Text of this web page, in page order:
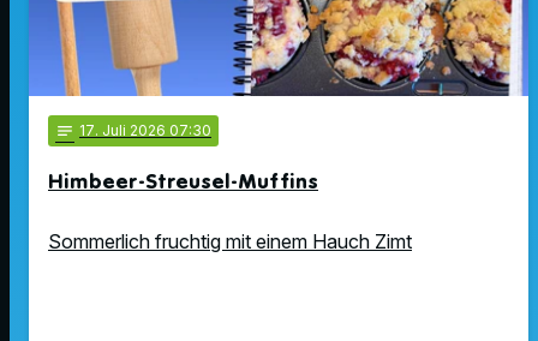
notes 17. Juli 2026 07:30
Himbeer-Streusel-Muffins
Sommerlich fruchtig mit einem Hauch Zimt